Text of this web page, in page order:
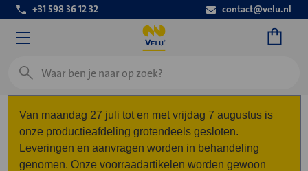
+31 598 36 12 32 contact@velu.nl
Zoeken
Van maandag 27 juli tot en met vrijdag 7 augustus is
onze productieafdeling grotendeels gesloten.
Leveringen en aanvragen worden in behandeling
genomen. Onze voorraadartikelen worden gewoon